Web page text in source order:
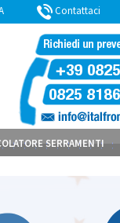
Contattaci
SERRAMENTI